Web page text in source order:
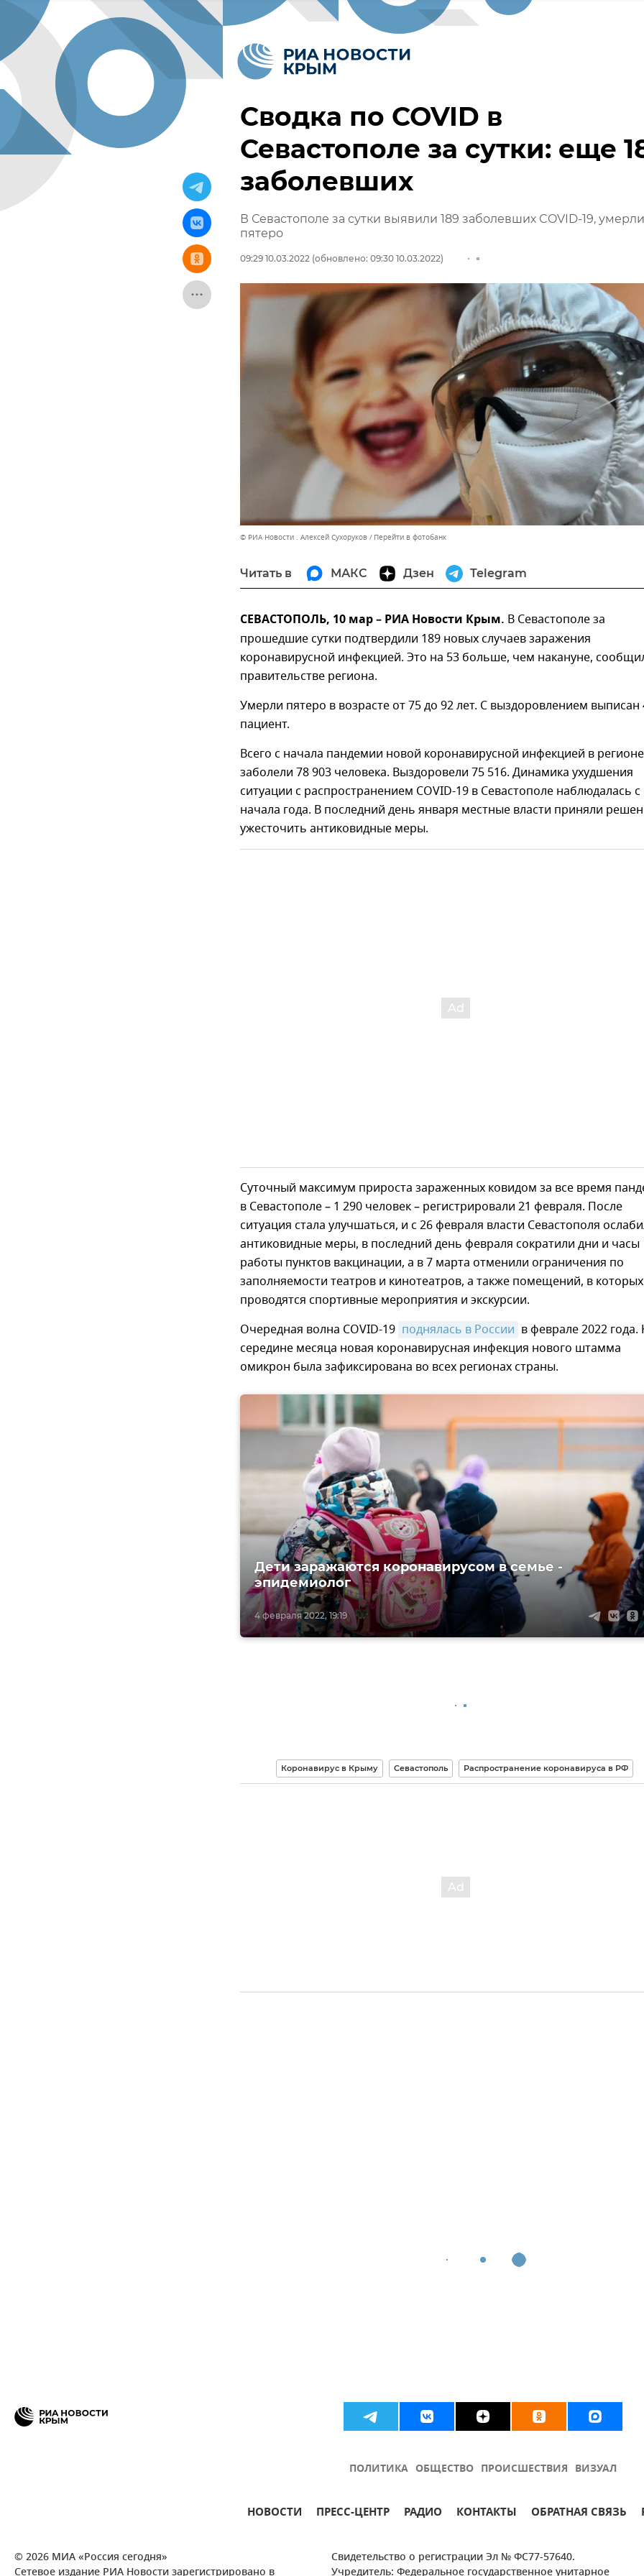
Сводка по COVID в
Севастополе за сутки: еще
заболевших
В Севастополе за сутки выявили 189 заболевших COVID-19, умерли
пятеро
09:29 10.03.2022 (обновлено: 09:30 10.03.2022)
© РИА Новости . Алексей Сухоруков Перейти в фотобанк
Читать в МАКС Дзен Telegram
СЕВАСТОПОЛЬ, 10 мар – РИА Новости Крым. В Севастополе за
прошедшие сутки подтвердили 189 новых случаев заражения
коронавирусной инфекцией. Это на 53 больше, чем накануне,
правительстве региона.
Умерли пятеро в возрасте от 75 до 92 лет. С выздоровлением выписан
пациент.
Всего с начала пандемии новой коронавирусной инфекцией в регионе
заболели 78 903 человека. Выздоровели 75 516. Динамика ухудшения
ситуации с распространением COVID-19 в Севастополе наблюдалась с
начала года. В последний день января местные власти приняли
ужесточить антиковидные меры.
Суточный максимум прироста зараженных ковидом за все время
в Севастополе – 1 290 человек – регистрировали 21 февраля. После
ситуация стала улучшаться, и с 26 февраля власти Севастополя
антиковидные меры, в последний день февраля сократили дни и часы
работы пунктов вакцинации, а в 7 марта отменили ограничения по
заполняемости театров и кинотеатров, а также помещений, в которых
проводятся спортивные мероприятия и экскурсии.
Очередная волна COVID-19 поднялась в России в феврале 2022 года.
середине месяца новая коронавирусная инфекция нового штамма
омикрон была зафиксирована во всех регионах страны.
4 февраля 2022, 19:19
Дети заражаются коронавирусом в семье -
эпидемиолог
Коронавирус в Крыму Севастополь Распространение коронавируса в РФ
ПОЛИТИКА ОБЩЕСТВО ПРОИСШЕСТВИЯ ВИЗУАЛ
НОВОСТИ ПРЕСС-ЦЕНТР РАДИО КОНТАКТЫ ОБРАТНАЯ СВЯЗЬ
© 2026 МИА «Россия сегодня»
Свидетельство о регистрации Эл № ФС77-57640.